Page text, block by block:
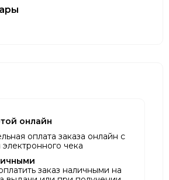
онлайн
оплата заказа онлайн с
чека
заказ наличными на